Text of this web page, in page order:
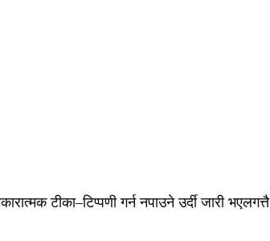
टीका–टिप्पणी गर्न नपाउने उर्दी जारी